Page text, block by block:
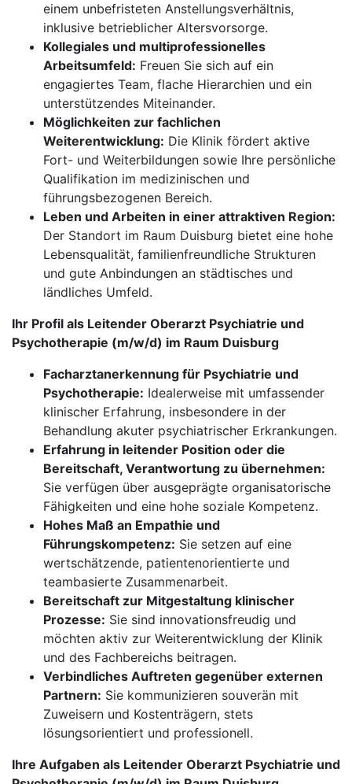
einem unbefristeten Anstellungsverhältnis,
inklusive betrieblicher Altersvorsorge.
Kollegiales und multiprofessionelles
Arbeitsumfeld: Freuen Sie sich auf ein
engagiertes Team, flache Hierarchien und ein
unterstützendes Miteinander.
Möglichkeiten zur fachlichen
Weiterentwicklung: Die Klinik fördert aktive
Fort- und Weiterbildungen sowie Ihre persönliche
Qualifikation im medizinischen und
führungsbezogenen Bereich.
Leben und Arbeiten in einer attraktiven Region:
Der Standort im Raum Duisburg bietet eine hohe
Lebensqualität, familienfreundliche Strukturen
und gute Anbindungen an städtisches und
ländliches Umfeld.
Ihr Profil als Leitender Oberarzt Psychiatrie und
Psycho­therapie (m/w/d) im Raum Duisburg
Facharztanerkennung für Psychiatrie und
Psychotherapie: Idealerweise mit umfassender
klinischer Erfahrung, insbesondere in der
Behandlung akuter psychiatrischer Erkrankungen.
Erfahrung in leitender Position oder die
Bereitschaft, Verantwortung zu übernehmen:
Sie verfügen über ausgeprägte organisatorische
Fähigkeiten und eine hohe soziale Kompetenz.
Hohes Maß an Empathie und
Führungskompetenz: Sie setzen auf eine
wertschätzende, patientenorientierte und
teambasierte Zusammenarbeit.
Bereitschaft zur Mitgestaltung klinischer
Prozesse: Sie sind innovationsfreudig und
möchten aktiv zur Weiterentwicklung der Klinik
und des Fachbereichs beitragen.
Verbindliches Auftreten gegenüber externen
Partnern: Sie kommunizieren souverän mit
Zuweisern und Kostenträgern, stets
lösungsorientiert und professionell.
Ihre Aufgaben als Leitender Oberarzt Psychiatrie und